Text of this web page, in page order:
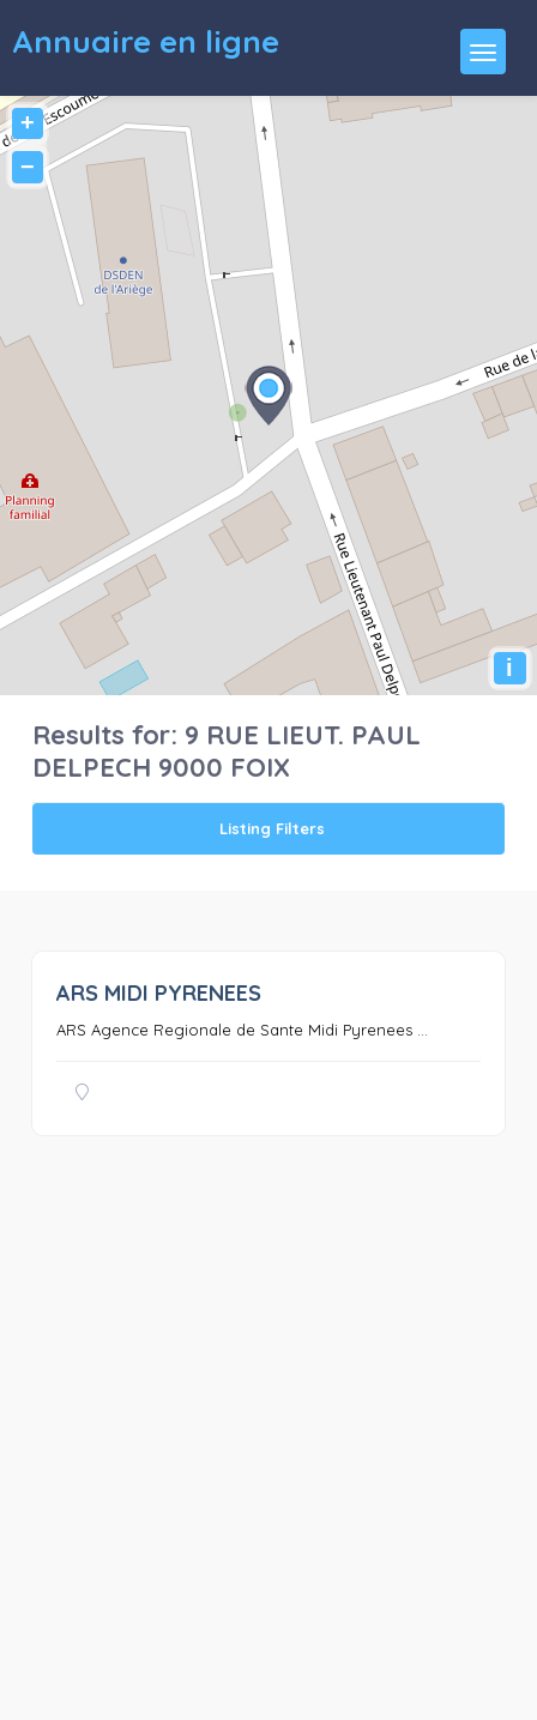
Annuaire en ligne
+
−
i
Results for: 9 RUE LIEUT. PAUL
DELPECH 9000 FOIX
Listing Filters
ARS MIDI PYRENEES
ARS Agence Regionale de Sante Midi Pyrenees ...